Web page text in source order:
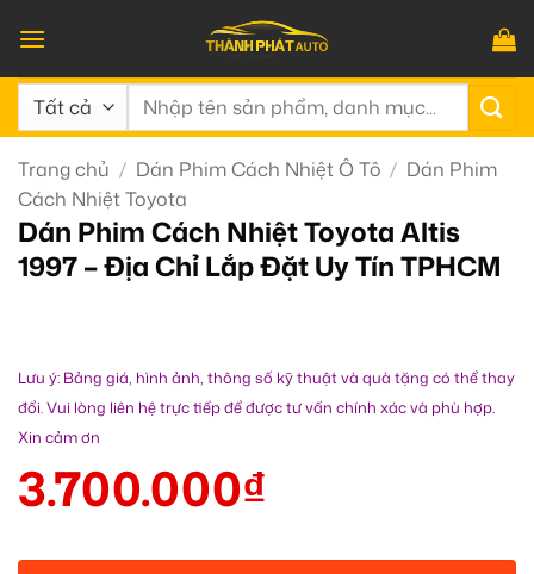
qua
nội
dung
Tìm
Trang chủ / Dán Phim Cách Nhiệt Ô Tô / Dán Phim
Cách Nhiệt Toyota
Dán Phim Cách Nhiệt Toyota Altis
1997 – Địa Chỉ Lắp Đặt Uy Tín TPHCM
Lưu ý: Bảng giá, hình ảnh, thông số kỹ thuật và quà tặng có thể thay
đổi. Vui lòng liên hệ trực tiếp để được tư vấn chính xác và phù hợp.
Xin cảm ơn
3.700.000₫